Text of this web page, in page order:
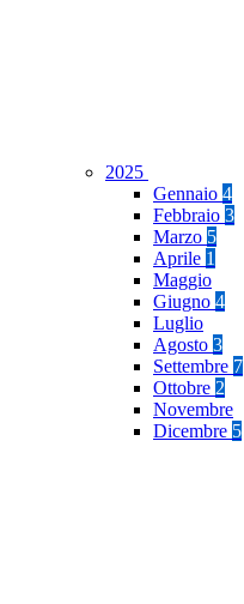
2025
Gennaio 4
Febbraio 3
Marzo 5
Aprile 1
Maggio
Giugno 4
Luglio
Agosto 3
Settembre 7
Ottobre 2
Novembre
Dicembre 5